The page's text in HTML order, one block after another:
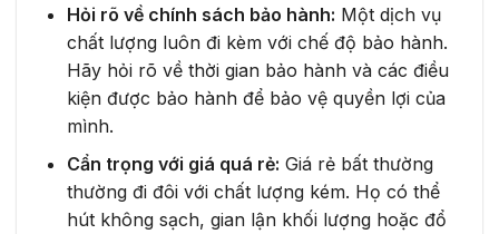
Hỏi rõ về chính sách bảo hành: Một dịch vụ
chất lượng luôn đi kèm với chế độ bảo hành.
Hãy hỏi rõ về thời gian bảo hành và các điều
kiện được bảo hành để bảo vệ quyền lợi của
mình.
Cẩn trọng với giá quá rẻ: Giá rẻ bất thường
thường đi đôi với chất lượng kém. Họ có thể
hút không sạch, gian lận khối lượng hoặc đổ